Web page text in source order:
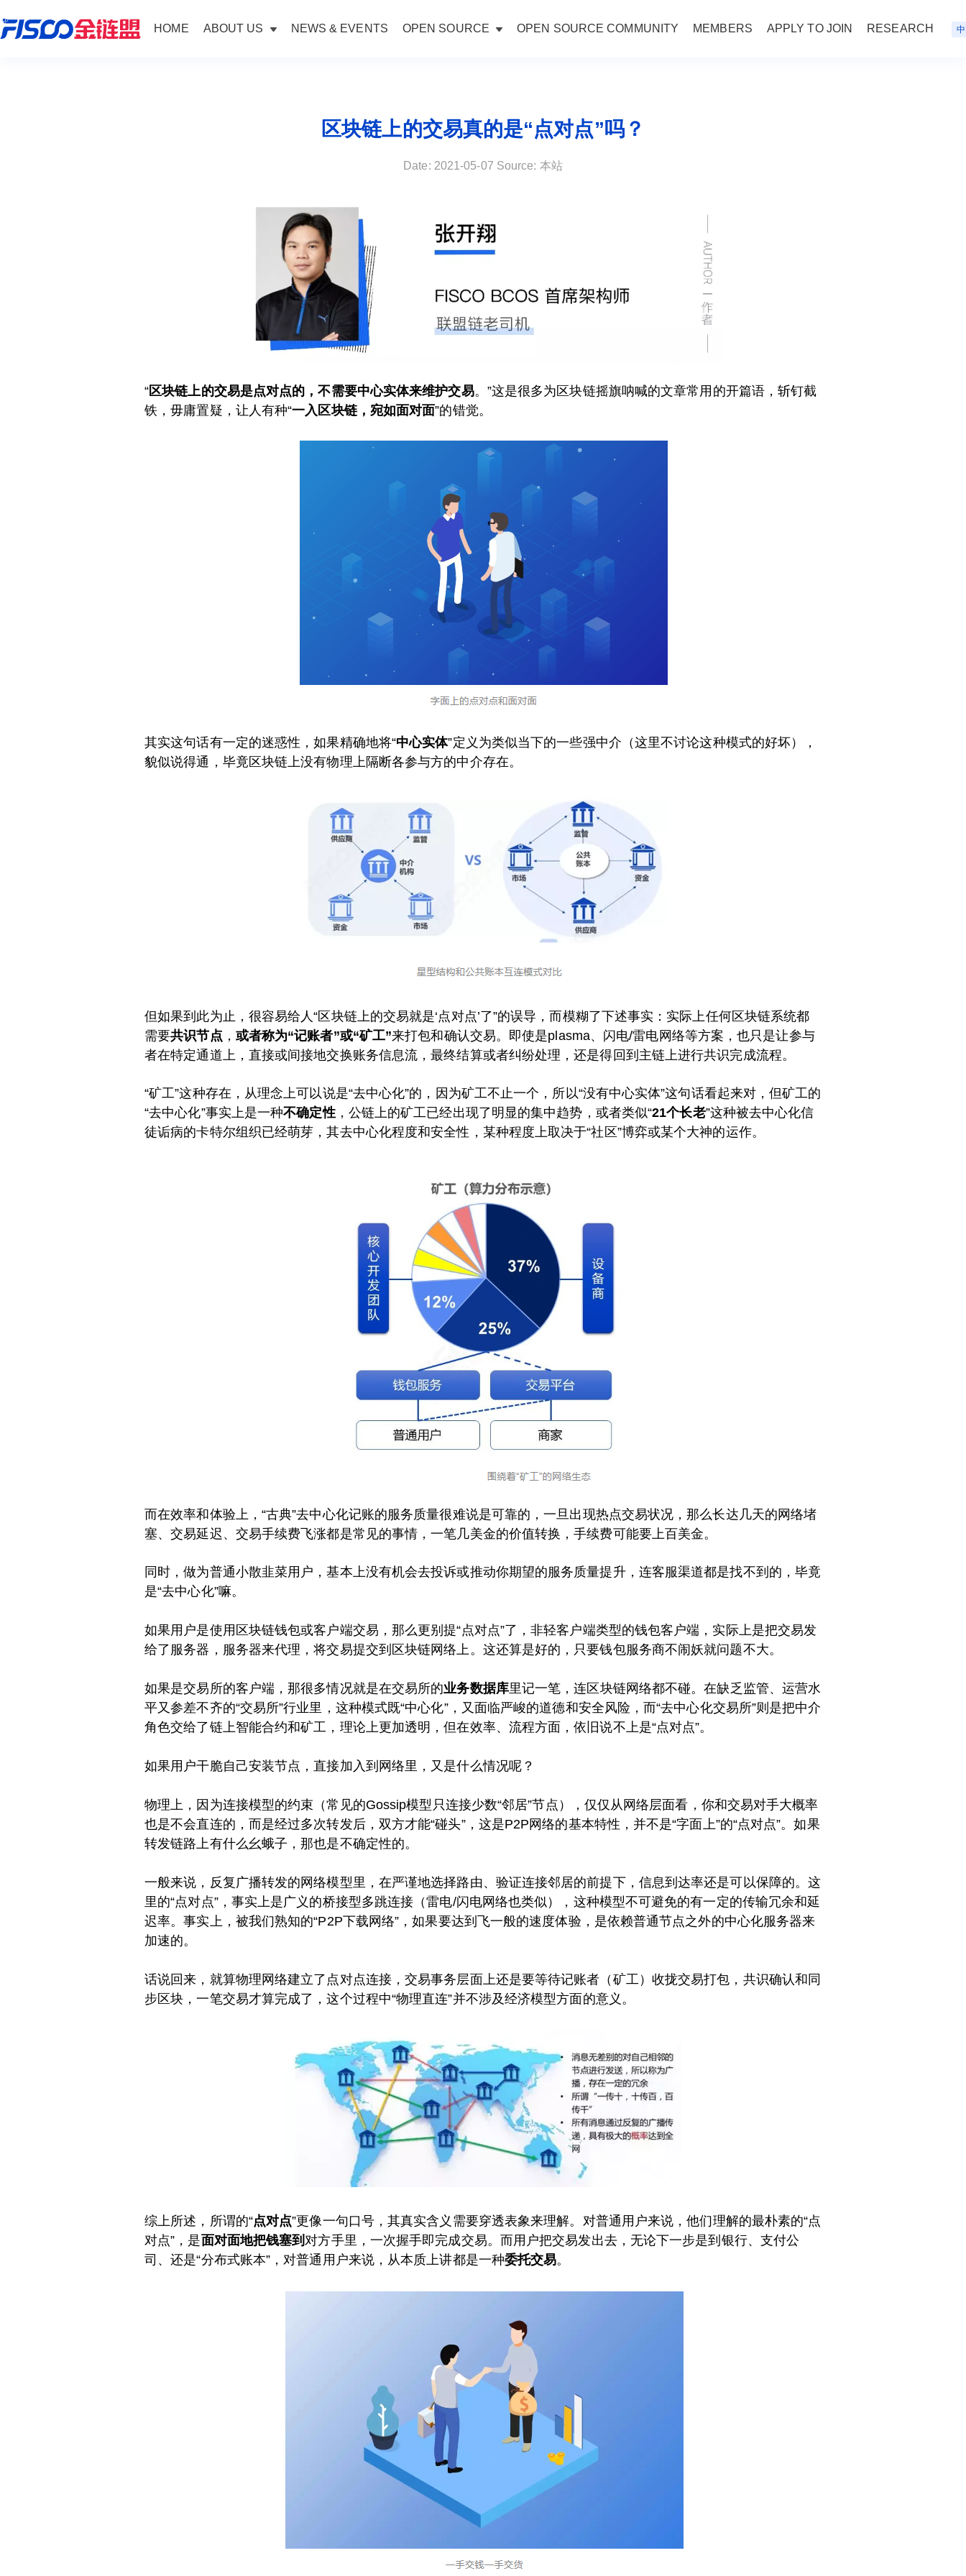
中
HOME ABOUT US NEWS & EVENTS OPEN SOURCE OPEN SOURCE COMMUNITY MEMBERS APPLY TO JOIN RESEARCH
区块链上的交易真的是“点对点”吗？
Date: 2021-05-07 Source: 本站
“区块链上的交易是点对点的，不需要中心实体来维护交易。”这是很多为区块链摇旗呐喊的文章常用的开篇语，斩钉截
铁，毋庸置疑，让人有种“一入区块链，宛如面对面”的错觉。
其实这句话有一定的迷惑性，如果精确地将“中心实体”定义为类似当下的一些强中介（这里不讨论这种模式的好坏），
貌似说得通，毕竟区块链上没有物理上隔断各参与方的中介存在。
但如果到此为止，很容易给人“区块链上的交易就是‘点对点’了”的误导，而模糊了下述事实：实际上任何区块链系统都
需要共识节点 ， 或者称为“记账者”或“矿工”来打包和确认交易。即使是plasma、闪电/雷电网络等方案，也只是让参与
者在特定通道上，直接或间接地交换账务信息流，最终结算或者纠纷处理，还是得回到主链上进行共识完成流程。
“矿工”这种存在，从理念上可以说是“去中心化”的，因为矿工不止一个，所以“没有中心实体”这句话看起来对，但矿工的
“去中心化”事实上是一种不确定性，公链上的矿工已经出现了明显的集中趋势，或者类似“21个长老”这种被去中心化信
徒诟病的卡特尔组织已经萌芽，其去中心化程度和安全性，某种程度上取决于“社区”博弈或某个大神的运作。
而在效率和体验上，“古典”去中心化记账的服务质量很难说是可靠的，一旦出现热点交易状况，那么长达几天的网络堵
塞、交易延迟、交易手续费飞涨都是常见的事情，一笔几美金的价值转换，手续费可能要上百美金。
同时，做为普通小散韭菜用户，基本上没有机会去投诉或推动你期望的服务质量提升，连客服渠道都是找不到的，毕竟
是“去中心化”嘛。
如果用户是使用区块链钱包或客户端交易，那么更别提“点对点”了，非轻客户端类型的钱包客户端，实际上是把交易发
给了服务器，服务器来代理，将交易提交到区块链网络上。这还算是好的，只要钱包服务商不闹妖就问题不大。
如果是交易所的客户端，那很多情况就是在交易所的业务数据库里记一笔，连区块链网络都不碰。在缺乏监管、运营水
平又参差不齐的“交易所”行业里，这种模式既“中心化”，又面临严峻的道德和安全风险，而“去中心化交易所”则是把中介
角色交给了链上智能合约和矿工，理论上更加透明，但在效率、流程方面，依旧说不上是“点对点”。
如果用户干脆自己安装节点，直接加入到网络里，又是什么情况呢？
物理上，因为连接模型的约束（常见的Gossip模型只连接少数“邻居”节点），仅仅从网络层面看，你和交易对手大概率
也是不会直连的，而是经过多次转发后，双方才能“碰头”，这是P2P网络的基本特性，并不是“字面上”的“点对点”。如果
转发链路上有什么幺蛾子，那也是不确定性的。
一般来说，反复广播转发的网络模型里，在严谨地选择路由、验证连接邻居的前提下，信息到达率还是可以保障的。这
里的“点对点”，事实上是广义的桥接型多跳连接（雷电/闪电网络也类似），这种模型不可避免的有一定的传输冗余和延
迟率。事实上，被我们熟知的“P2P下载网络”，如果要达到飞一般的速度体验，是依赖普通节点之外的中心化服务器来
加速的。
话说回来，就算物理网络建立了点对点连接，交易事务层面上还是要等待记账者（矿工）收拢交易打包，共识确认和同
步区块，一笔交易才算完成了，这个过程中“物理直连”并不涉及经济模型方面的意义。
综上所述，所谓的“点对点”更像一句口号，其真实含义需要穿透表象来理解。对普通用户来说，他们理解的最朴素的“点
对点”，是面对面地把钱塞到对方手里，一次握手即完成交易。而用户把交易发出去，无论下一步是到银行、支付公
司、还是“分布式账本”，对普通用户来说，从本质上讲都是一种委托交易。